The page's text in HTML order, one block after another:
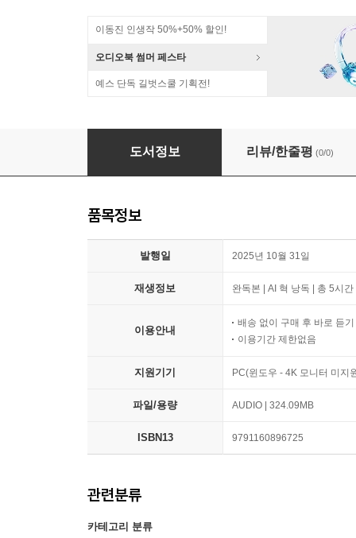
이동진 인생작 50%+50% 할인!
오디오북 썸머 페스타
예스 단독 길벗스쿨 기획전!
읽지 못하는 사람의 미래
도서정보 리뷰/한줄평 (0/0)
품목정보
발행일 2025년 10월 31일
재생정보 완독본 | AI 혁 낭독 | 총 5시
이용안내
배송 없이 구매 후 바로 듣기
이용기간 제한없음
지원기기 PC(윈도우 - 4K 모니터 미지
파일/용량 AUDIO | 324.09MB
ISBN13 9791160896725
관련분류
카테고리 분류